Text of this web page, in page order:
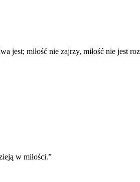
jest; miłość nie zajrzy, miłość nie jest
w miłości.”